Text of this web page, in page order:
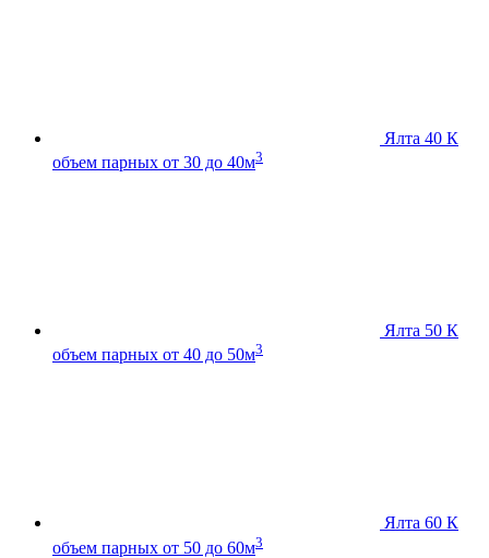
Ялта 40 К
объем парных от 30 до 40м3
Ялта 50 К
объем парных от 40 до 50м3
Ялта 60 К
объем парных от 50 до 60м3